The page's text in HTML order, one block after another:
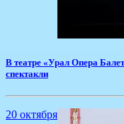
​В театре «Урал Опера
спектакли
20 октября